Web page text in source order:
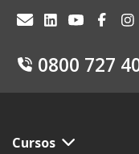
0800 727
Cursos